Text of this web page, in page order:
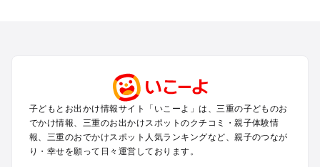
志摩・南伊勢のプールお出かけ
伊勢・二見のプールお出かけ
熊野・尾鷲・紀伊長島のプールお出かけ
鳥羽市（菅島・答志島）のプールお出かけ
南鳥羽のプールお出かけ
子どもとお出かけ情報サイト「いこーよ」は、三重の子どものお
でかけ情報、三重のお出かけスポットのクチコミ・親子体験情
報、三重のおでかけスポット人気ランキングなど、親子のつなが
り・幸せを願って日々運営しております。